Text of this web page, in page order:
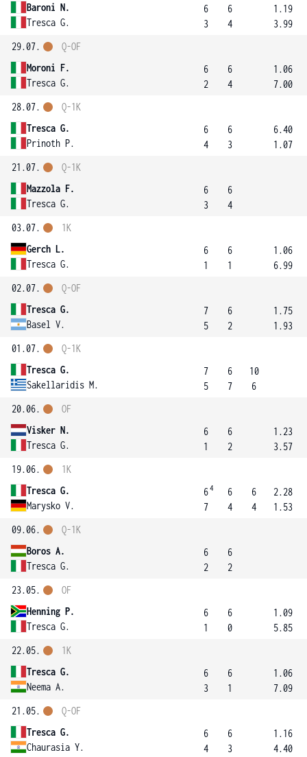
Baroni N.
Tresca G.
6
3
6
4
1.19
3.99
29.07.
Moroni F.
Tresca G.
Q-OF
6
2
6
4
1.06
7.00
28.07.
Tresca G.
Prinoth P.
Q-1K
6
4
6
3
6.40
1.07
21.07.
Mazzola F.
Tresca G.
Q-1K
6
3
6
4
03.07.
Gerch L.
Tresca G.
1K
6
1
6
1
1.06
6.99
02.07.
Tresca G.
Basel V.
Q-OF
7
5
6
2
1.75
1.93
01.07.
Tresca G.
Sakellaridis M.
Q-1K
7
5
6
7
10
6
20.06.
Visker N.
Tresca G.
OF
6
1
6
2
1.23
3.57
19.06.
Tresca G.
Marysko V.
1K
64
7
6
4
6
4
2.28
1.53
09.06.
Boros A.
Tresca G.
Q-1K
6
2
6
2
23.05.
Henning P.
Tresca G.
OF
6
1
6
0
1.09
5.85
22.05.
Tresca G.
Neema A.
1K
6
3
6
1
1.06
7.09
21.05.
Tresca G.
Chaurasia Y.
Q-OF
6
4
6
3
1.16
4.40